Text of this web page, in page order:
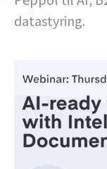
datastyring.